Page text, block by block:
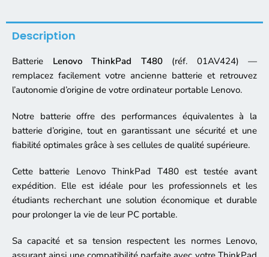
Description
Batterie Lenovo ThinkPad T480(réf. 01AV424) —
remplacez facilement votre ancienne batterie et retrouvez
l’autonomie d’origine de votre ordinateur portable Lenovo.
Notre batterie offre des performances équivalentes à la
batterie d’origine, tout en garantissant une sécurité et une
fiabilité optimales grâce à ses cellules de qualité supérieure.
Cette batterie Lenovo ThinkPad T480 est testée avant
expédition. Elle est idéale pour les professionnels et les
étudiants recherchant une solution économique et durable
pour prolonger la vie de leur PC portable.
Sa capacité et sa tension respectent les normes Lenovo,